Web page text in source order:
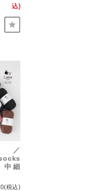
込)
／
中細
(税込)